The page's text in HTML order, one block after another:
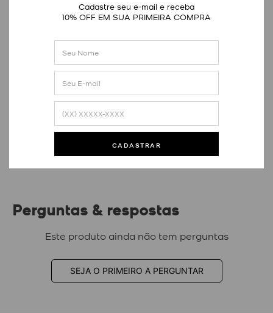
Cadastre seu e-mail e receba
10% OFF EM SUA PRIMEIRA COMPRA
CADASTRAR
Avaliações
Este produto ainda não tem avaliações
SEJA O PRIMEIRO A AVALIAR
Perguntas & respostas
Este produto ainda não tem perguntas
SEJA O PRIMEIRO A PERGUNTAR